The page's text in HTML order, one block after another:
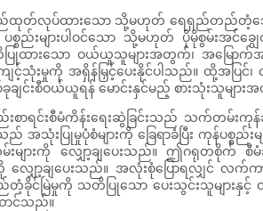
လုပ်ထားသော သို့မဟုတ် ရေရှည်တည်တံ့သော ထုတ်
စည်းများပါဝင်သော သို့မဟုတ် ပိုမိုစွမ်းအင်
ထားသော ဝယ်ယူသူများအတွက်၊ အမြောက်အ
ကျင့်သုံးမှုကို အရှိန်မြှင့်ပေးနိုင်ပါသည်။ ထို့အပ
ျင်းစီဝယ်ယူရန် မောင်းနှင်မည့် စားသုံးသူမျာ
စာရင်းစီမံကိန်းရေးဆွဲခြင်းသည် သက်တမ်းကု
သုံးပြုမှုပုံစံများကို ခြေရာခံပြီး ကုန်ပစ္စ
းများကို လျှော့ချပေးသည်။ ဤဂရုတစိုက် စီ
လျှော့ချပေးသည်။ အလုံးစုံပြောရလျှင် လက်
ခိုင်မြဲမှုကို သတိပြုသော ပေးသွင်းသူများနှ
ာင်သည်။